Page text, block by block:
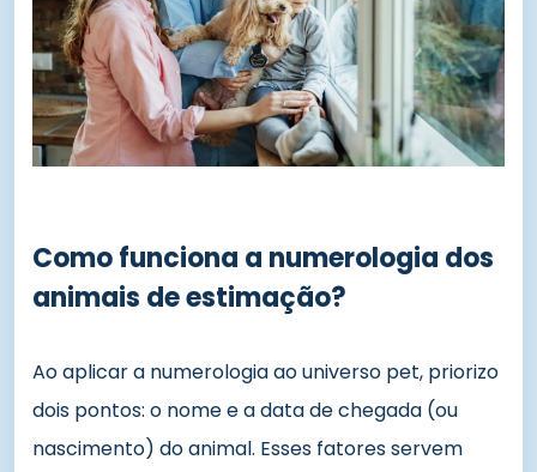
Como funciona a numerologia dos
animais de estimação?
Ao aplicar a numerologia ao universo pet, priorizo
dois pontos: o nome e a data de chegada (ou
nascimento) do animal. Esses fatores servem